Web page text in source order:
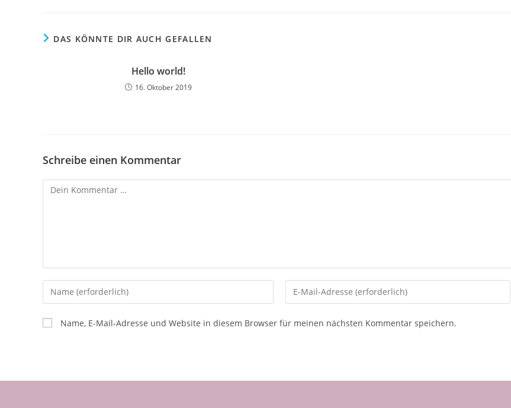
DAS KÖNNTE DIR AUCH GEFALLEN
Hello world!
16. Oktober 2019
Schreibe einen Kommentar
Name, E-Mail-Adresse und Website in diesem Browser für meinen nächsten Kommentar speichern.